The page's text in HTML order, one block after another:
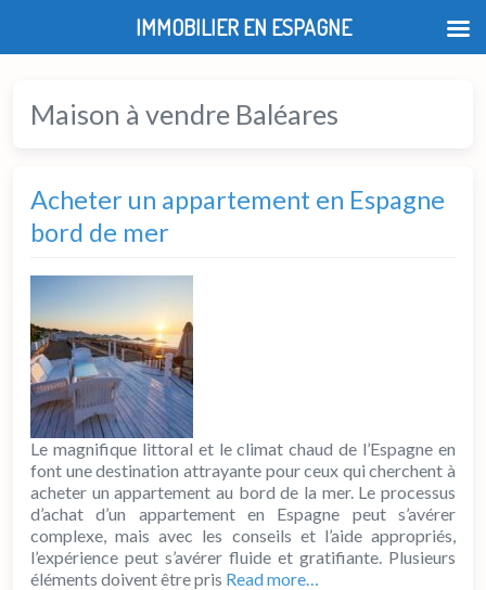
Maison à vendre Baléares
Acheter un appartement en Espagne
bord de mer
Le magnifique littoral et le climat chaud de l’Espagne en
font une destination attrayante pour ceux qui cherchent à
acheter un appartement au bord de la mer. Le processus
d’achat d’un appartement en Espagne peut s’avérer
complexe, mais avec les conseils et l’aide appropriés,
l’expérience peut s’avérer fluide et gratifiante. Plusieurs
éléments doivent être pris Read more…
IMMOBILIER EN ESPAGNE